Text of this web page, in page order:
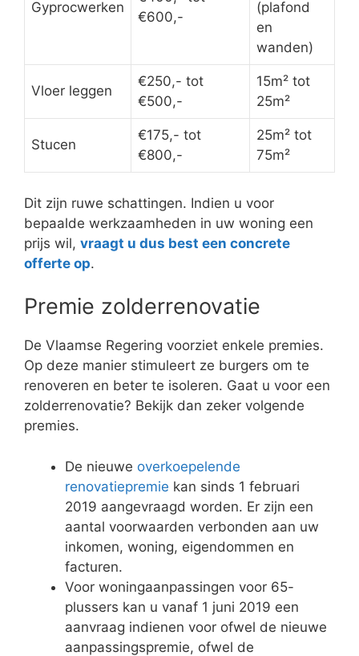
Gyprocwerken
€600,-
(plafond
en
wanden)
Vloer leggen
€250,- tot
€500,-
15m² tot
25m²
Stucen
€175,- tot
€800,-
25m² tot
75m²
Dit zijn ruwe schattingen. Indien u voor
bepaalde werkzaamheden in uw woning een
prijs wil, vraagt u dus best een concrete
offerte op.
Premie zolderrenovatie
De Vlaamse Regering voorziet enkele premies.
Op deze manier stimuleert ze burgers om te
renoveren en beter te isoleren. Gaat u voor een
zolderrenovatie? Bekijk dan zeker volgende
premies.
De nieuwe overkoepelende
renovatiepremie kan sinds 1 februari
2019 aangevraagd worden. Er zijn een
aantal voorwaarden verbonden aan uw
inkomen, woning, eigendommen en
facturen.
Voor woningaanpassingen voor 65-
plussers kan u vanaf 1 juni 2019 een
aanvraag indienen voor ofwel de nieuwe
aanpassingspremie, ofwel de